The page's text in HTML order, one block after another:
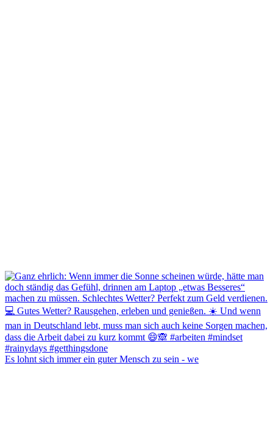
Es lohnt sich immer ein guter Mensch zu sein - we